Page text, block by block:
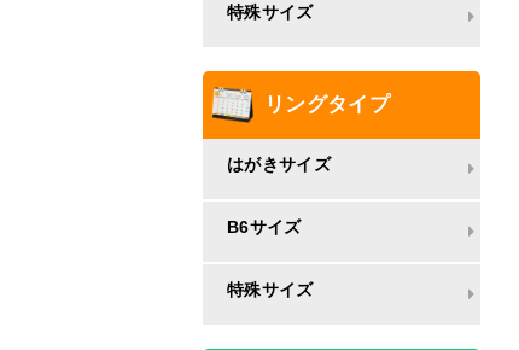
特殊サイズ
リングタイプ
はがきサイズ
B6サイズ
特殊サイズ